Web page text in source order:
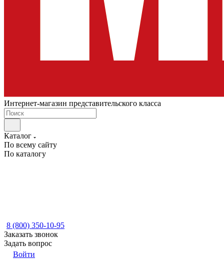
Интернет-магазин представительского класса
Каталог
По всему сайту
По каталогу
8 (800) 350-10-95
Заказать звонок
Задать вопрос
Войти